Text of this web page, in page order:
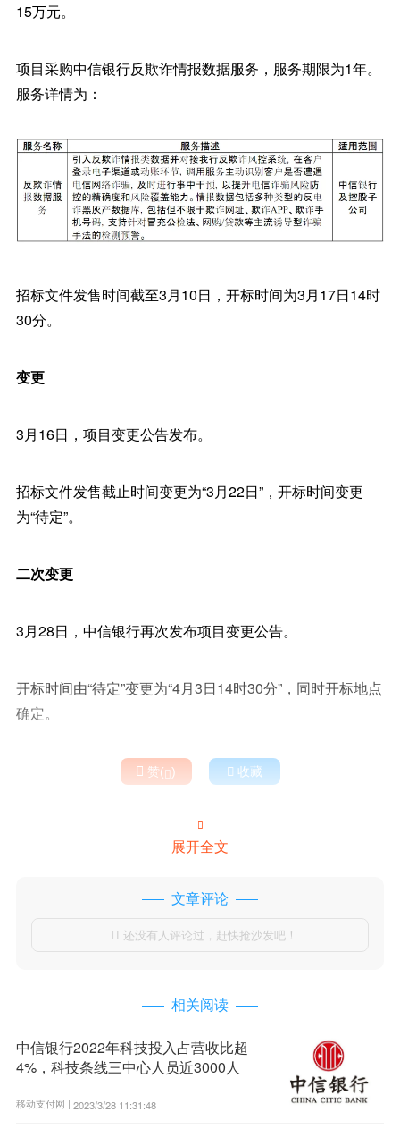
15万元。
项目采购中信银行反欺诈情报数据服务，服务期限为1年。
服务详情为：
招标文件发售时间截至3月10日，开标时间为3月17日14时
30分。
变更
3月16日，项目变更公告发布。
招标文件发售截止时间变更为“3月22日”，开标时间变更
为“待定”。
二次变更
3月28日，中信银行再次发布项目变更公告。
开标时间由“待定”变更为“4月3日14时30分”，同时开标地点
确定。
 赞()  收藏

展开全文
文章评论
 还没有人评论过，赶快抢沙发吧！
相关阅读
中信银行2022年科技投入占营收比超
4%，科技条线三中心人员近3000人
移动支付网 | 2023/3/28 11:31:48